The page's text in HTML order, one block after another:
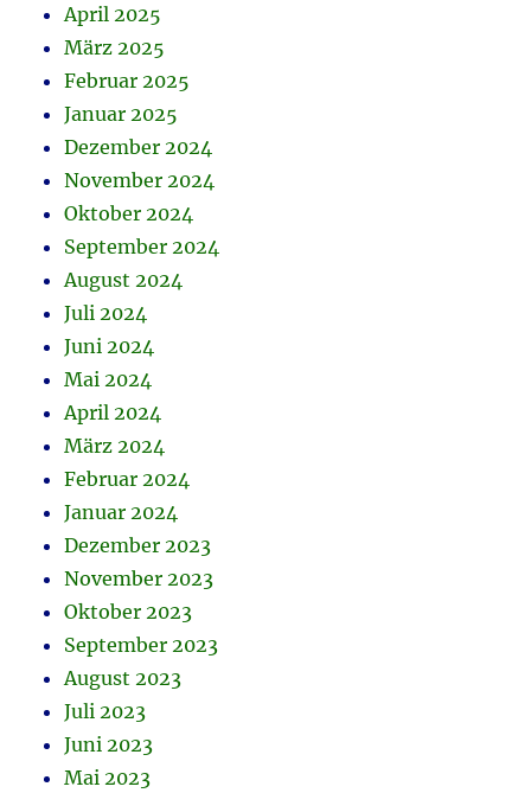
April 2025
März 2025
Februar 2025
Januar 2025
Dezember 2024
November 2024
Oktober 2024
September 2024
August 2024
Juli 2024
Juni 2024
Mai 2024
April 2024
März 2024
Februar 2024
Januar 2024
Dezember 2023
November 2023
Oktober 2023
September 2023
August 2023
Juli 2023
Juni 2023
Mai 2023